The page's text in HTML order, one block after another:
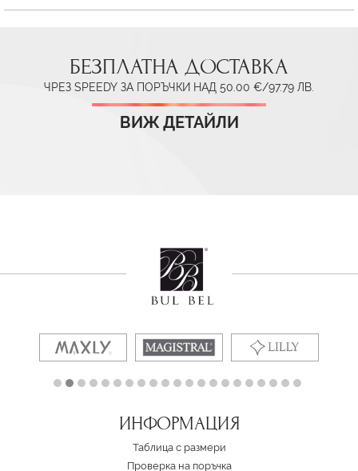
БЕЗПЛАТНА ДОСТАВКА
ЧРЕЗ SPEEDY ЗА ПОРЪЧКИ НАД 50.00 €/97.79 ЛВ.
ВИЖ ДЕТАЙЛИ
ИНФОРМАЦИЯ
Таблица с размери
Проверка на поръчка